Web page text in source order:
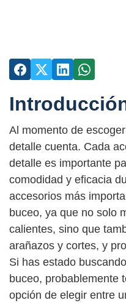
Al momento de
detalle cuenta. Cada
detalle es importante
comodidad y eficacia
accesorios más
buceo, ya que no solo
calientes, sino que
arañazos y cortes, y
Si has estado
buceo, probablemente
opción de elegir entre